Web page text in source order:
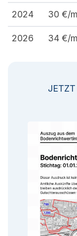
2024 30 €/
2026 34 €/